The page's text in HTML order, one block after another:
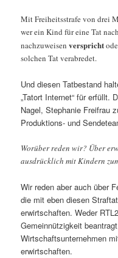
Mit Freiheitsstrafe von drei
wer ein Kind für eine Tat
nachzuweisenverspricht
solchen Tat verabredet.
Und diesen Tatbestand
„Tatort Internet“ für erfüllt.
Nagel, Stephanie Freifrau
Produktions- und
Worüber reden wir? Über
ausdrücklich mit Kindern
Wir reden aber auch über
die mit eben diesen
erwirtschaften. Weder
Gemeinnützigkeit
Wirtschaftsunternehmen
erwirtschaften.